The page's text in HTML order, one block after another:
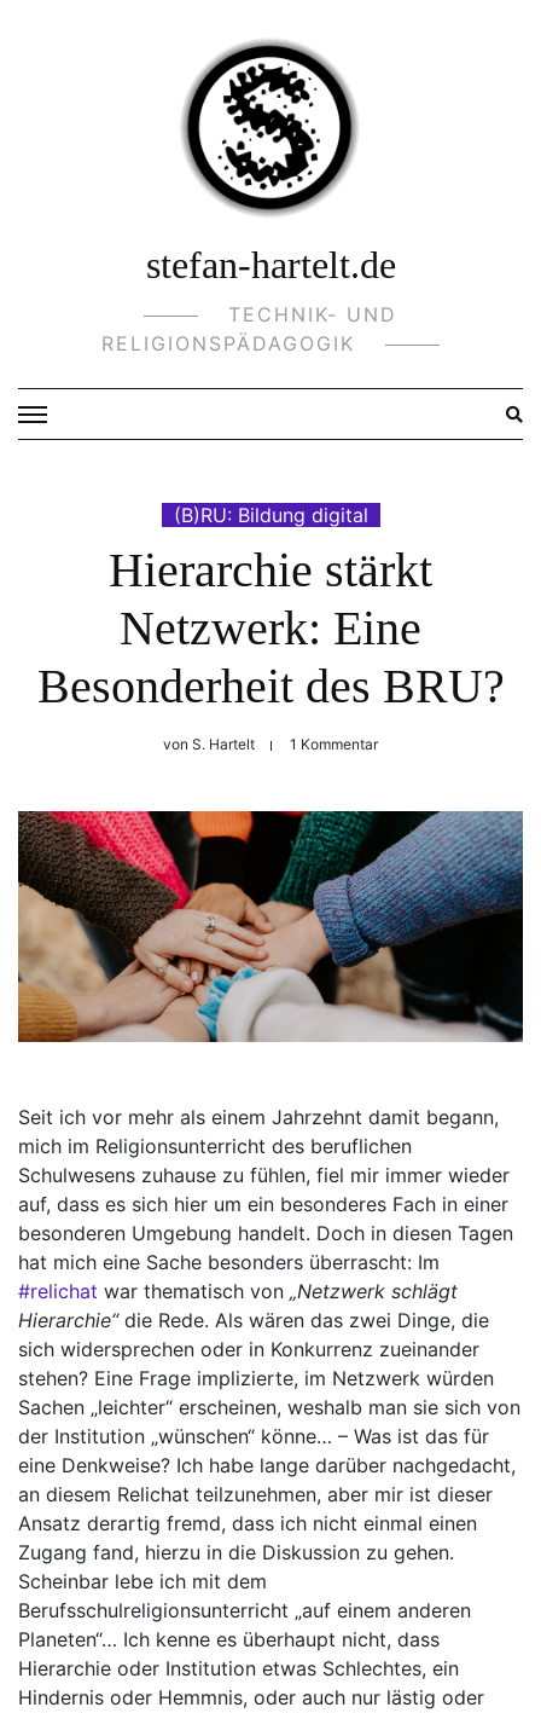
stefan-hartelt.de
TECHNIK- UND
RELIGIONSPÄDAGOGIK
(B)RU: Bildung digital
Hierarchie stärkt
Netzwerk: Eine
Besonderheit des BRU?
von S. Hartelt 1 Kommentar
Seit ich vor mehr als einem Jahrzehnt damit begann,
mich im Religionsunterricht des beruflichen
Schulwesens zuhause zu fühlen, fiel mir immer wieder
auf, dass es sich hier um ein besonderes Fach in einer
besonderen Umgebung handelt. Doch in diesen Tagen
hat mich eine Sache besonders überrascht: Im
#relichat war thematisch von „Netzwerk schlägt
Hierarchie“die Rede. Als wären das zwei Dinge, die
sich widersprechen oder in Konkurrenz zueinander
stehen? Eine Frage implizierte, im Netzwerk würden
Sachen „leichter“ erscheinen, weshalb man sie sich von
der Institution „wünschen“ könne… – Was ist das für
eine Denkweise? Ich habe lange darüber nachgedacht,
an diesem Relichat teilzunehmen, aber mir ist dieser
Ansatz derartig fremd, dass ich nicht einmal einen
Zugang fand, hierzu in die Diskussion zu gehen.
Scheinbar lebe ich mit dem
Berufsschulreligionsunterricht „auf einem anderen
Planeten“… Ich kenne es überhaupt nicht, dass
Hierarchie oder Institution etwas Schlechtes, ein
Hindernis oder Hemmnis, oder auch nur lästig oder